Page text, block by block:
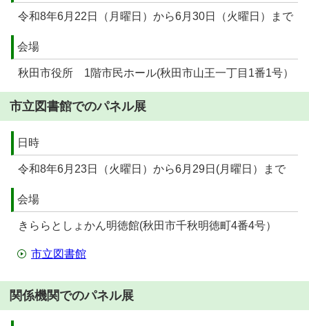
令和8年6月22日（月曜日）から6月30日（火曜日）まで
会場
秋田市役所 1階市民ホール(秋田市山王一丁目1番1号）
市立図書館でのパネル展
日時
令和8年6月23日（火曜日）から6月29日(月曜日）まで
会場
きららとしょかん明徳館(秋田市千秋明徳町4番4号）
市立図書館
関係機関でのパネル展